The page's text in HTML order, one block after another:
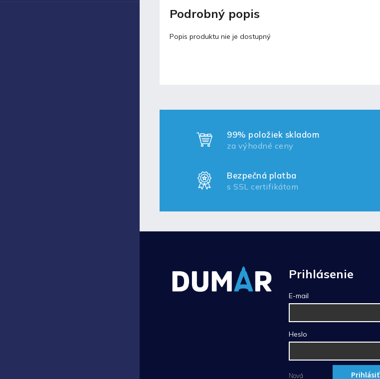
Podrobný popis
Popis produktu nie je dostupný
99% položiek skladom
za výhodné ceny
Bezpečná platba
s SSL certifikátom
Prihlásenie
E-mail
Heslo
Prihlásiť
Nová